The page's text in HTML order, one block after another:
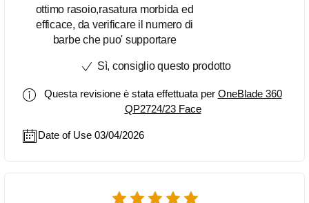
ottimo rasoio,rasatura morbida ed
efficace, da verificare il numero di
barbe che puo' supportare
Sì, consiglio questo prodotto
Questa revisione è stata effettuata per OneBlade 360
QP2724/23 Face
Date of Use 03/04/2026